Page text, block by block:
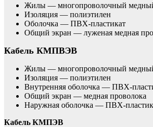
Жилы — многопроволочный
Изоляция — полиэтилен
Оболочка — ПВХ-пластикат
Общий экран — луженая медная
Кабель КМПВЭВ
Жилы — многопроволочный
Изоляция — полиэтилен
Внутренняя оболочка — ПВХ-
Общий экран — медная проволока
Наружная оболочка — ПВХ-
Кабель КМПЭВ